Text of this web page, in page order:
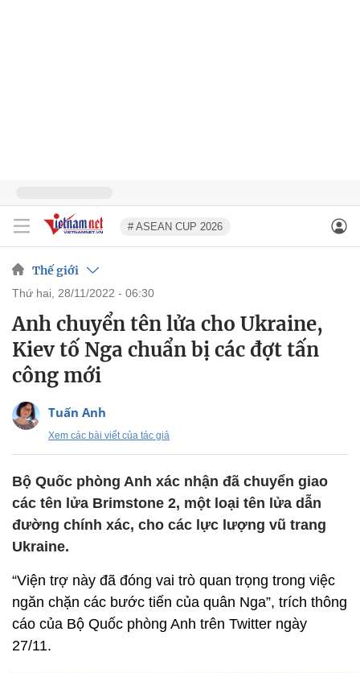
# ASEAN CUP 2026
Thế giới
thứ hai, 28/11/2022 - 06:30
Anh chuyển tên lửa cho Ukraine,
Kiev tố Nga chuẩn bị các đợt tấn
công mới
Tuấn Anh
Xem các bài viết của tác giả
Bộ Quốc phòng Anh xác nhận đã chuyển giao
các tên lửa Brimstone 2, một loại tên lửa dẫn
đường chính xác, cho các lực lượng vũ trang
Ukraine.
“Viện trợ này đã đóng vai trò quan trọng trong việc
ngăn chặn các bước tiến của quân Nga”, trích thông
cáo của Bộ Quốc phòng Anh trên Twitter ngày
27/11.